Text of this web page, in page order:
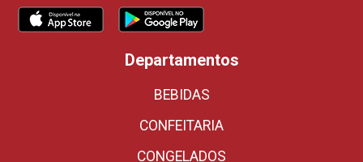
Departamentos
BEBIDAS
CONFEITARIA
CONGELADOS